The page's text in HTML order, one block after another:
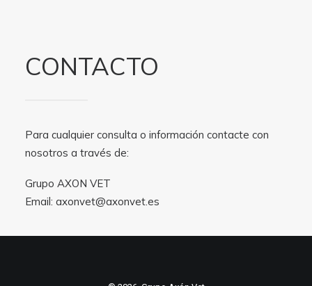
CONTACTO
Para cualquier consulta o información contacte con
nosotros a través de:
Grupo AXON VET
Email: axonvet@axonvet.es